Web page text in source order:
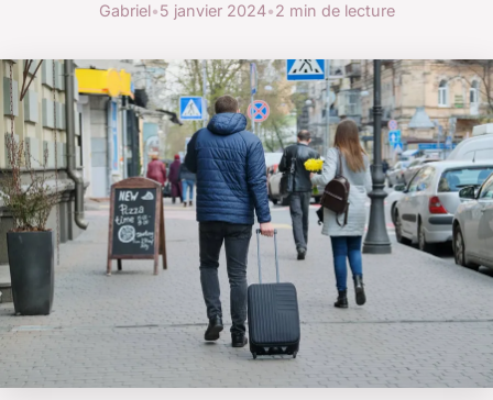
Gabriel•5 janvier 2024•2 min de lecture